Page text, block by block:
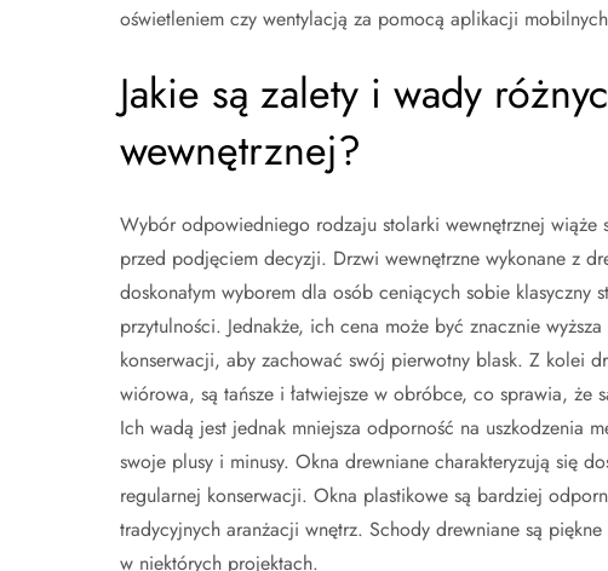
oświetleniem czy wentylacją za pomocą aplikacji
Jakie są zalety i wady
wewnętrznej?
Wybór odpowiedniego rodzaju stolarki wewnętrznej
przed podjęciem decyzji. Drzwi wewnętrzne wykonane z
doskonałym wyborem dla osób ceniących sobie
przytulności. Jednakże, ich cena może być znacznie
konserwacji, aby zachować swój pierwotny blask. Z kolei
wiórowa, są tańsze i łatwiejsze w obróbce, co sprawia,
Ich wadą jest jednak mniejsza odporność na uszkodzenia
swoje plusy i minusy. Okna drewniane charakteryzują się
regularnej konserwacji. Okna plastikowe są bardziej
tradycyjnych aranżacji wnętrz. Schody drewniane są
w niektórych projektach.